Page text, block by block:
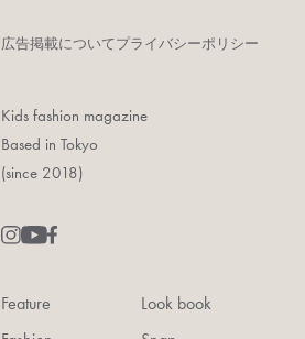
広告掲載についてプライバシーポリシー
Kids fashion magazine
Based in Tokyo
(since 2018)
Feature
Look book